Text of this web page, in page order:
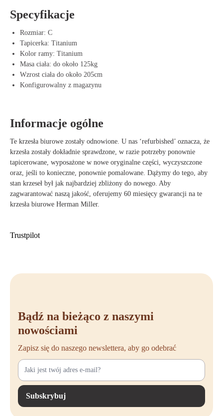
biurowych, jak i domowych.
Zalety Herman Miller Aeron Titanium
Idealne dopasowanie dla użytkowników średniego wzrostu – Komfort
i ergonomia w jednym.
Oddychająca siatka Pellicle – Zapobiega nagrzewaniu się i wspiera
wentylację.
długotrwałego użytkowania.
podstawowych do pełnej opcji.
Nowoczesny i elegancki design – Wykończenie Titanium zapewnia
luksusowy i profesjonalny wygląd.
Specyfikacje
Rozmiar: C
Tapicerka: Titanium
Kolor ramy: Titanium
Masa ciała: do około 125kg
Wzrost ciała do około 205cm
Konfigurowalny z magazynu
Informacje ogólne
Te krzesła biurowe zostały odnowione. U nas ‘refurbished’ oznacza, że
krzesła zostały dokładnie sprawdzone, w razie potrzeby ponownie
tapicerowane, wyposażone w nowe oryginalne części, wyczyszczone
oraz, jeśli to konieczne, ponownie pomalowane. Dążymy do tego, aby
stan krzeseł był jak najbardziej zbliżony do nowego. Aby
zagwarantować naszą jakość, oferujemy 60 miesięcy gwarancji na te
krzesła biurowe Herman Miller.
Trustpilot
Bądź na bieżąco z naszymi
nowościami
Zapisz się do naszego newslettera, aby go odebrać
Subskrybuj